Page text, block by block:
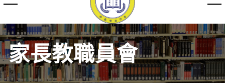
家長教職員會